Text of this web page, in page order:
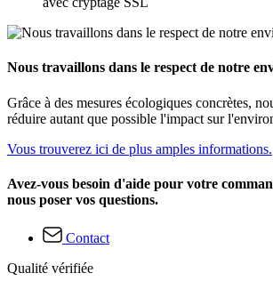
Nous travaillons dans le respect de notre
Grâce à des mesures écologiques concrètes,
réduire autant que possible l'impact sur
Vous trouverez ici de plus amples informations.
Avez-vous besoin d'aide pour votre
nous poser vos questions.
Contact
Qualité vérifiée